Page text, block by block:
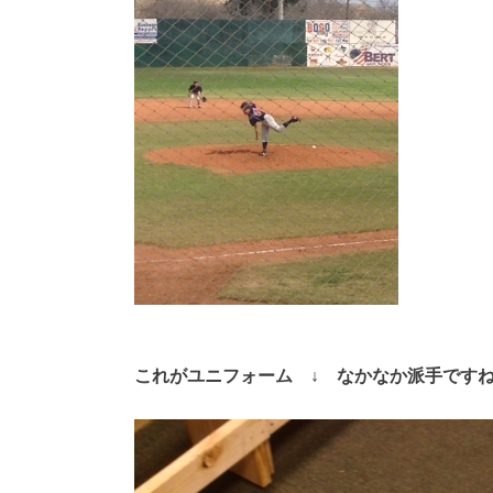
これがユニフォーム ↓ なかなか派手です